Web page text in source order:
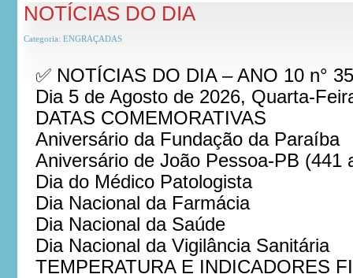
NOTÍCIAS DO DIA
Categoria: ENGRAÇADAS
✅ NOTÍCIAS DO DIA – ANO 10 n°
Dia 5 de Agosto de 2026, Quarta-
DATAS COMEMORATIVAS
Aniversário da Fundação da Paraíba
Aniversário de João Pessoa-PB (441
Dia do Médico Patologista
Dia Nacional da Farmácia
Dia Nacional da Saúde
Dia Nacional da Vigilância Sanitária
TEMPERATURA E INDICADORES